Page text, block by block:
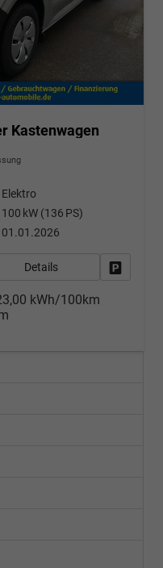
Kastenwagen
Elektro
100 kW (136 PS)
01.01.2026
Details
kWh/100km